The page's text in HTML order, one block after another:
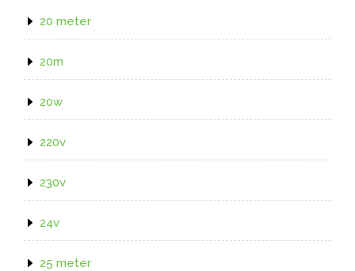
20 meter
20m
20w
220v
230v
24v
25 meter